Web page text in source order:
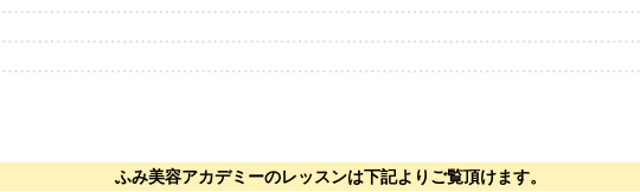
ふみ美容アカデミーのレッスンは下記よりご覧頂けます。